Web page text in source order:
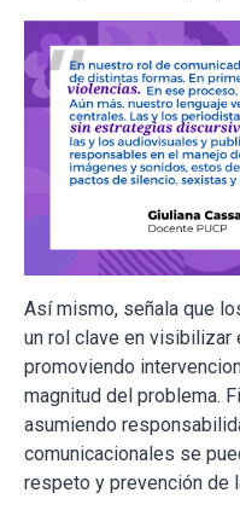
Así mismo, señala que
un rol clave en visibilizar
promoviendo
magnitud del problema.
asumiendo
comunicacionales se
respeto y prevención de